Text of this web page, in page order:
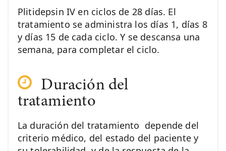
Plitidepsin IV en ciclos de 28 días. El
tratamiento se administra los días 1, días 8
y días 15 de cada ciclo. Y se descansa una
semana, para completar el ciclo.
Duración del
tratamiento
La duración del tratamiento depende del
criterio médico, del estado del paciente y